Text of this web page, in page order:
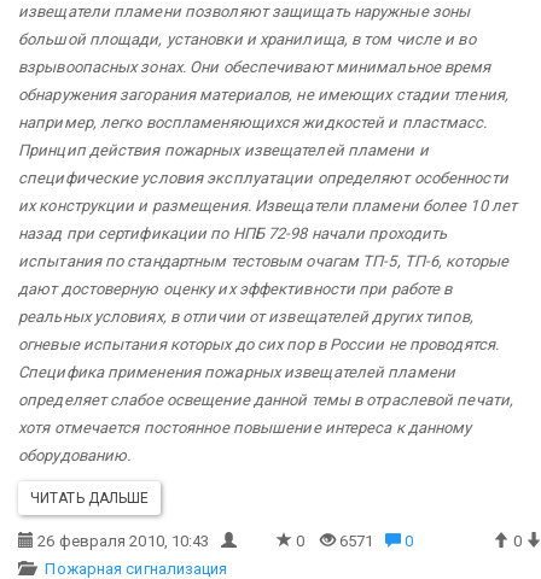
извещатели пламени позволяют защищать наружные зоны
большой площади, установки и хранилища, в том числе и во
взрывоопасных зонах. Они обеспечивают минимальное время
обнаружения загорания материалов, не имеющих стадии тления,
например, легко воспламеняющихся жидкостей и пластмасс.
Принцип действия пожарных извещателей пламени и
специфические условия эксплуатации определяют особенности
их конструкции и размещения. Извещатели пламени более 10 лет
назад при сертификации по НПБ 72-98 начали проходить
испытания по стандартным тестовым очагам ТП-5, ТП-6, которые
дают достоверную оценку их эффективности при работе в
реальных условиях, в отличии от извещателей других типов,
огневые испытания которых до сих пор в России не проводятся.
Специфика применения пожарных извещателей пламени
определяет слабое освещение данной темы в отраслевой печати,
хотя отмечается постоянное повышение интереса к данному
оборудованию.
ЧИТАТЬ ДАЛЬШЕ
26 февраля 2010, 10:43 0 6571 0
0
Пожарная сигнализация